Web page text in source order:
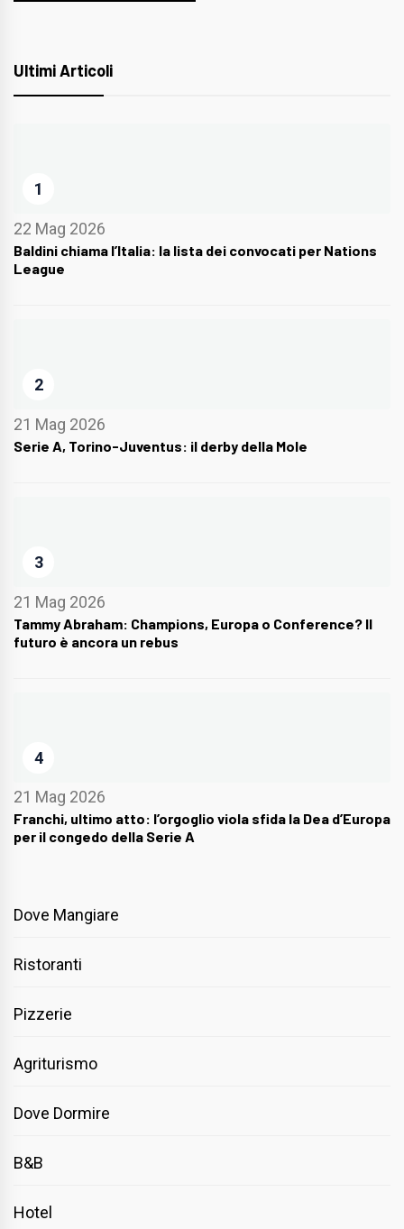
Ultimi Articoli
1
22 Mag 2026
Baldini chiama l’Italia: la lista dei convocati per Nations
League
2
21 Mag 2026
Serie A, Torino-Juventus: il derby della Mole
3
21 Mag 2026
Tammy Abraham: Champions, Europa o Conference? Il
futuro è ancora un rebus
4
21 Mag 2026
Franchi, ultimo atto: l’orgoglio viola sfida la Dea d’Europa
per il congedo della Serie A
Dove Mangiare
Ristoranti
Pizzerie
Agriturismo
Dove Dormire
B&B
Hotel